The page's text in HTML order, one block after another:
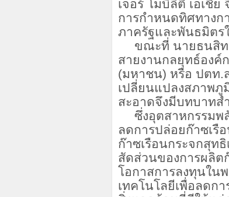
เจอร์ โมบิลิตี้ เอเชี
การกำหนดทิศทางก
ภาครัฐและพันธมิตร
ขณะที่ นายธนสิท
สายงานกลยุทธ์องค์
(มหาชน) หรือ ปตท.
เปลี่ยนแปลงสภาพภู
สะอาดจึงมีบทบาท
ซึ่งอุตสาหกรรมพ
ลดการปล่อยก๊าซเรื
ก๊าซเรือนกระจกสุท
สัดส่วนของการผลิต
โอกาสการลงทุนใน
เทคโนโลยีเพื่อลดก